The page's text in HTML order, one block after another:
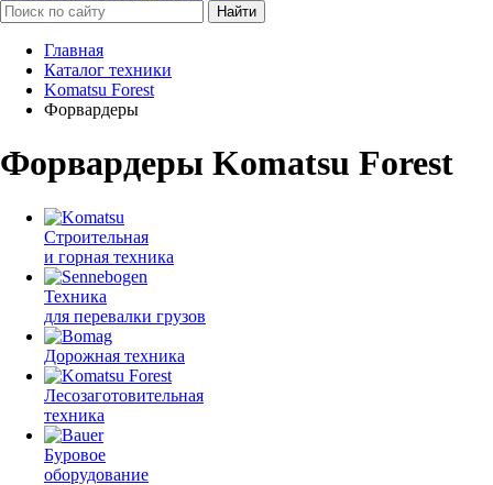
Найти
Главная
Каталог техники
Komatsu Forest
Форвардеры
Форвардеры Komatsu Forest
Строительная
и горная техника
Техника
для перевалки грузов
Дорожная техника
Лесозаготовительная
техника
Буровое
оборудование